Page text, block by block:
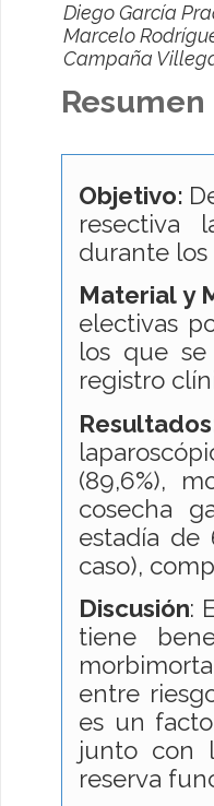
Diego García
Marcelo
Campaña
Resumen
Objetivo:
resectiva
durante los
Material y
electivas
los que se
registro
(89,6%),
cosecha
estadía de
caso),
Discusión:
tiene
entre
es un
junto con
reserva